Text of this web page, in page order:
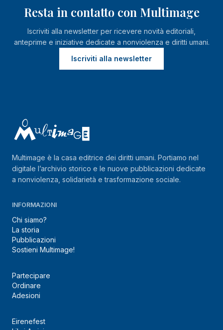
Resta in contatto con Multimage
Iscriviti alla newsletter per ricevere novità editoriali,
anteprime e iniziative dedicate a nonviolenza e diritti umani.
Iscriviti alla newsletter
Multimage è la casa editrice dei diritti umani. Portiamo nel
digitale l’archivio storico e le nuove pubblicazioni dedicate
a nonviolenza, solidarietà e trasformazione sociale.
INFORMAZIONI
Chi siamo?
La storia
Pubblicazioni
Sostieni Multimage!
Partecipare
Ordinare
Adesioni
Eirenefest